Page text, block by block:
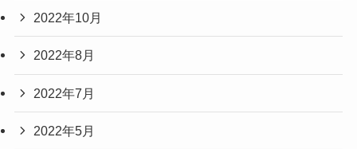
2022年10月
2022年8月
2022年7月
2022年5月